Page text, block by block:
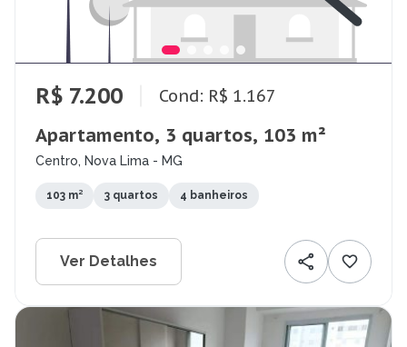
R$ 7.200 Cond: R$ 1.167
Apartamento, 3 quartos, 103 m²
Centro, Nova Lima - MG
103 m² 3 quartos 4 banheiros
Ver Detalhes